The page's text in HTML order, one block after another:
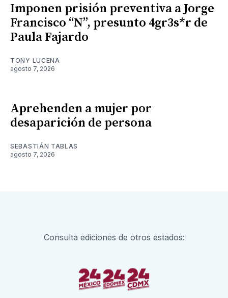
Imponen prisión preventiva a Jorge
Francisco “N”, presunto 4gr3s*r de
Paula Fajardo
TONY LUCENA
agosto 7, 2026
Aprehenden a mujer por
desaparición de persona
SEBASTIÁN TABLAS
agosto 7, 2026
Consulta ediciones de otros estados: